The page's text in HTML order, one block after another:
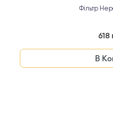
Фільтр
618
В